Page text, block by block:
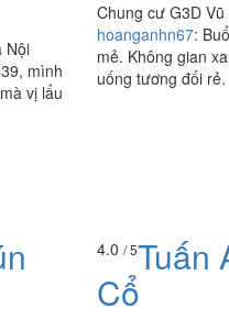
Nội
mình
vị lẩu
Chung cư G3D
hoanganhn67:
mẻ. Không gian
uống tương đối rẻ.